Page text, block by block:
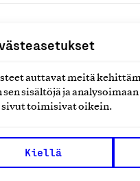
auttavat meitä
sisältöjä ja
sivut toimisivat oikein.
KielläEteläranta 14,